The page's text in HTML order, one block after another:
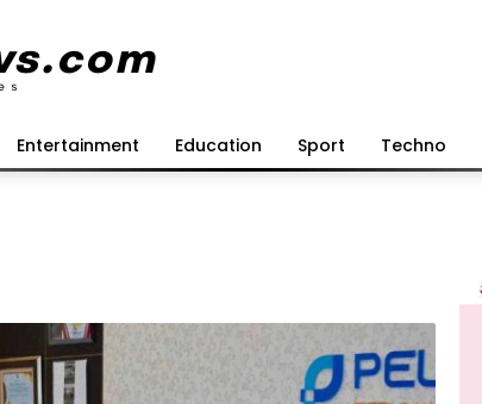
Entertainment Education Sport Techno